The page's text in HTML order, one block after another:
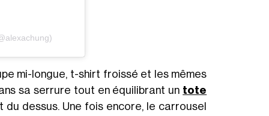
mi-longue, t-shirt froissé et les mêmes
sa serrure tout en équilibrant un tote
dessus. Une fois encore, le carrousel